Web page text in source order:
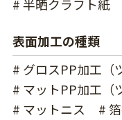
# 半晒クラフト紙
表面加工の種類
# グロスPP加工（
# マットPP加工（
# マットニス
#